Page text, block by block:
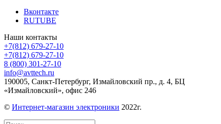
Вконтакте
RUTUBE
Наши контакты
+7(812) 679-27-10
+7(812) 679-27-10
8 (800) 301-27-10
info@avttech.ru
190005, Санкт-Петербург, Измайловский пр., д. 4, БЦ
«Измайловский», офис 246
© Интернет-магазин электроники 2022г.